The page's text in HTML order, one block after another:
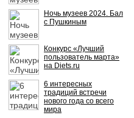
Ночь музеев 2024. Бал
с Пушкиным
Конкурс «Лучший
пользователь марта»
на Diets.ru
6 интересных
традиций встречи
нового года со всего
мира